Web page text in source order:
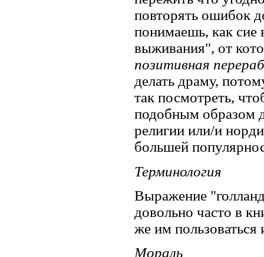
повторять ошибок
понимаешь, как сие
выживания", от
позитивная
делать драму,
так посмотреть,
подобным образом
религии или/и
большей
Терминология
Выражение
довольно часто в
же им
Мораль